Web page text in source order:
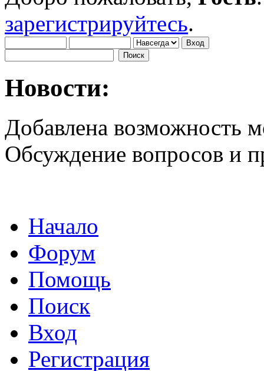
зарегистрируйтесь.
Новости:
Добавлена возможность
Обсуждение вопросов и
Начало
Форум
Помощь
Поиск
Вход
Регистрация